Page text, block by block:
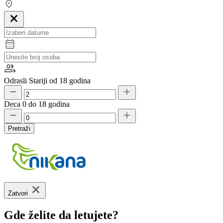
Odrasli Stariji od 18 godina
Deca 0 do 18 godina
Pretraži
Zatvori
Gde želite da letujete?